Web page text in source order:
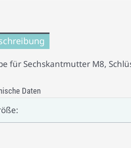
für Sechskantmutter M8,
Daten